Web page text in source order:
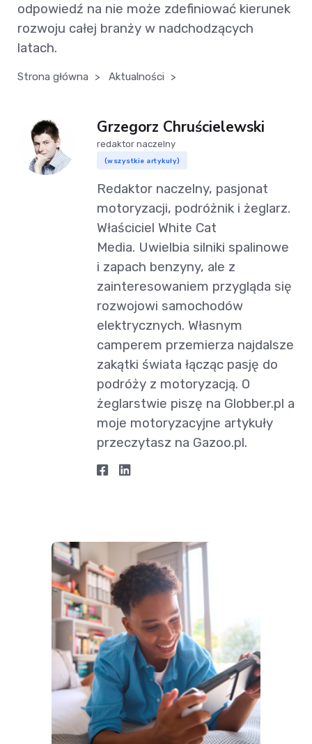
odpowiedź na nie może zdefiniować kierunek
rozwoju całej branży w nadchodzących
latach.
Strona główna > Aktualności >
Grzegorz Chruścielewski
redaktor naczelny
(wszystkie artykuły)
Redaktor naczelny, pasjonat
motoryzacji, podróżnik i żeglarz.
Właściciel White Cat
Media. Uwielbia silniki spalinowe
i zapach benzyny, ale z
zainteresowaniem przygląda się
rozwojowi samochodów
elektrycznych. Własnym
camperem przemierza najdalsze
zakątki świata łącząc pasję do
podróży z motoryzacją. O
żeglarstwie piszę na Globber.pl a
moje motoryzacyjne artykuły
przeczytasz na Gazoo.pl.